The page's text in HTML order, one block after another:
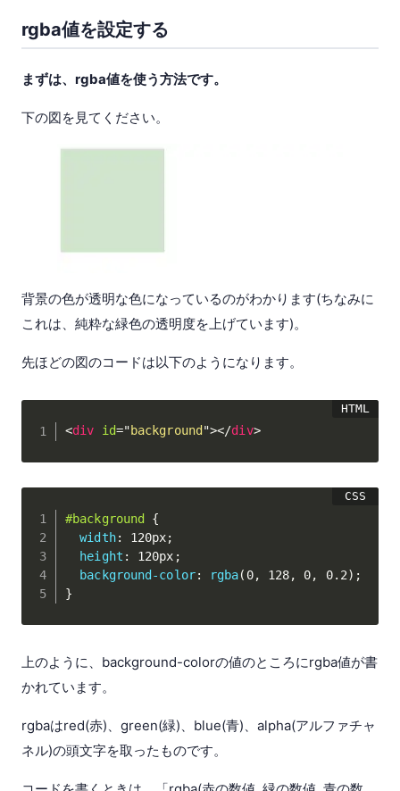
rgba値を設定する
まずは、rgba値を使う方法です。
下の図を見てください。
背景の色が透明な色になっているのがわかります(ちなみに
これは、純粋な緑色の透明度を上げています)。
先ほどの図のコードは以下のようになります。
<div id="background "></div>
#background
{
width: 120px;
height : 120px ;
background-color: rgba( 0, 128, 0, 0.2) ;
}
上のように、background-colorの値のところにrgba値が書
かれています。
rgbaはred(赤)、green(緑)、blue(青)、alpha(アルファチャ
ネル)の頭文字を取ったものです。